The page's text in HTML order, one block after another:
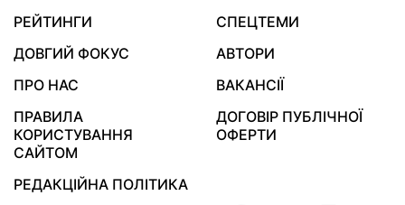
РЕЙТИНГИ
СПЕЦТЕМИ
ДОВГИЙ ФОКУС
АВТОРИ
ПРО НАС
ВАКАНСІЇ
ПРАВИЛА
КОРИСТУВАННЯ
САЙТОМ
ДОГОВІР ПУБЛІЧНОЇ
ОФЕРТИ
РЕДАКЦІЙНА ПОЛІТИКА